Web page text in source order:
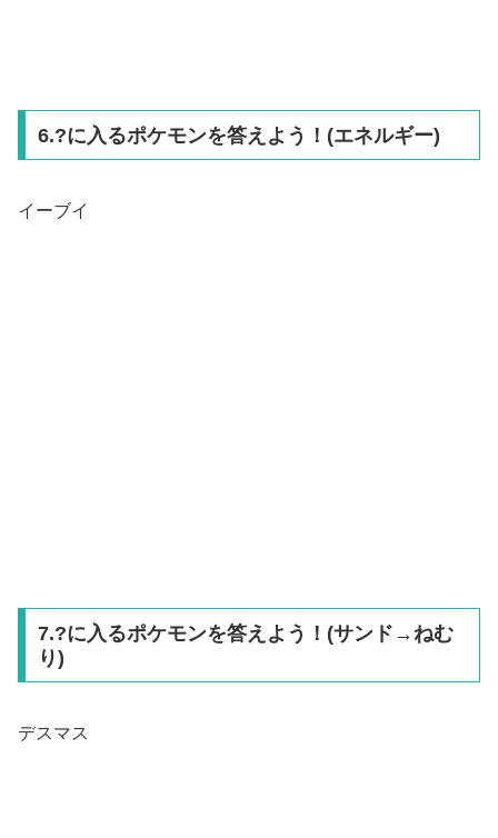
6.?に入るポケモンを答えよう！(エネルギー)
イーブイ
7.?に入るポケモンを答えよう！(サンド→ねむ
り)
デスマス